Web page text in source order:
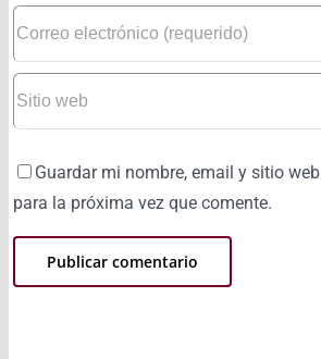
Guardar mi nombre, email y sitio
para la próxima vez que comente.